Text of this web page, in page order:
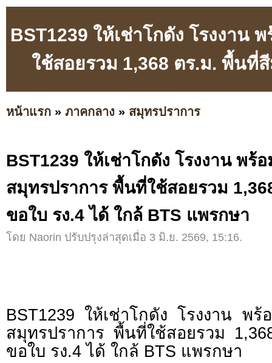
BST1239 ให้เช่าโกดัง โรงงา
ใช้สอยรวม 1,368 ตร.ม. พื้นที่
หน้าแรก » ภาคกลาง » สมุทรปราการ
BST1239 ให้เช่าโกดัง โรงงาน พ
สมุทรปราการ พื้นที่ใช้สอยรวม
ขอใบ รง.4 ได้ ใกล้ BTS แพรกษา
โดย Naorin ปรับปรุงล่าสุดเมื่อ 3 มิ.ย. 2569, 15:16.
BST1239 ให้เช่าโกดัง โรงงาน พ
สมุทรปราการ พื้นที่ใช้สอยรวม
ขอใบ รง.4 ได้ ใกล้ BTS แพรกษา